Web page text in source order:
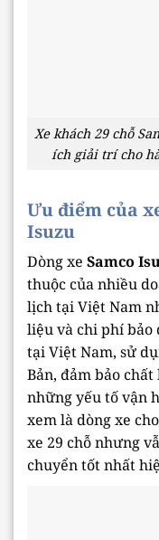
Xe khách 29 chỗ
ích giải trí cho
Ưu điểm của
Isuzu
Dòng xe Samco
thuộc của nhiều
lịch tại Việt Nam
liệu và chi phí bảo
tại Việt Nam, sử
Bản, đảm bảo
những yếu tố vận
xem là dòng xe
xe 29 chỗ nhưng
chuyển tốt nhất